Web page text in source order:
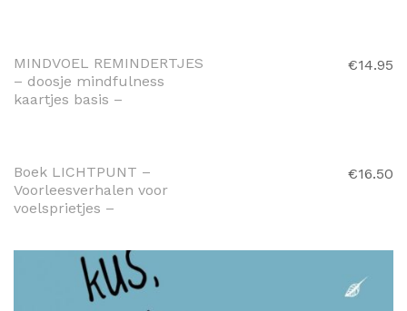
MINDVOEL REMINDERTJES
– doosje mindfulness
kaartjes basis –
€14.95
Boek LICHTPUNT –
Voorleesverhalen voor
voelsprietjes –
€16.50